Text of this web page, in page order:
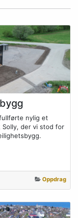
nylig et
der vi stod for
Oppdrag